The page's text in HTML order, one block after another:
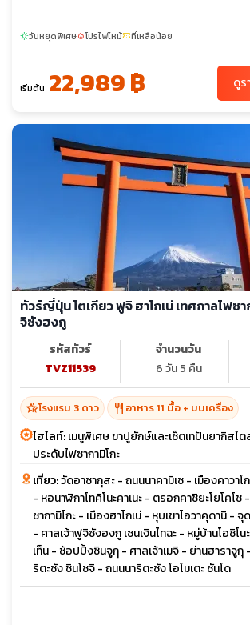
sunnyวันหยุดพิเศษlocal_fire_departmentโปรไฟไหม้confirmation_numberที่เหลือน้อย
เริ่มต้น 22,989 ฿ ดูร
ทัวร์ญี่ปุ่น โตเกียว ฟูจิ ฮาโกเน่ เทศกาลไฟซา
จิซังฮงกู
รหัสทัวร์
TVZ11539
จำนวนวัน
6 วัน 5 คืน
hotel_classโรงแรม 3 ดาว restaurant อาหาร 11 มื้อ + บนเครื่อง
ไฮไลท์:เมนูพิเศษ ขาปูยักษ์และเซ็ตเทปันยากิสไ
ประดับไฟซากามิโกะ
เที่ยว:วัดอาซากุสะ - ถนนนาคามิเซ - เมืองคาวาโ
- หอนาฬิกาโทคิโนะคาเนะ - ตรอกคาชิยะโยโคโช
ซากามิโกะ - เมืองฮาโกเน่ - หุบเขาโอวาคุดานิ -
- ศาลเจ้าฟูจิซังฮงกู เซนเงินไทฉะ - หมู่บ้านโอชิโ
เท็น - ช้อปปิ้งชินจูกุ - ศาลเจ้าเมจิ - ย่านฮาราจู
ริตะซัง ชินโซจิ - ถนนนาริตะซัง โอโมเตะ ซันโด